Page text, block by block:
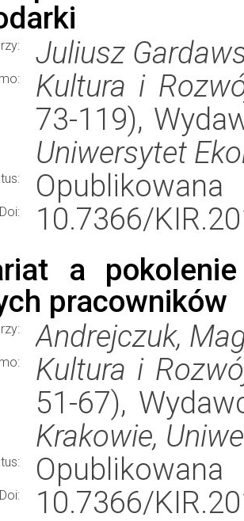
Juliusz
Kultura i
73-119),
Uniwersytet
Opublikowana
Doi:
10.7366/
a
pracowników
Andrejczuk,
Kultura i
51-67),
Krakowie,
Opublikowana
Doi: 10.7366/